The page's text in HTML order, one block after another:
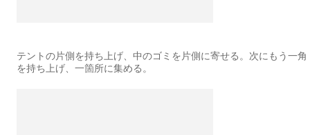
テントの片側を持ち上げ、中のゴミを片側に寄せる。次にもう一角
を持ち上げ、一箇所に集める。